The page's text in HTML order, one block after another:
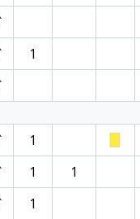
1
1
1 1
1